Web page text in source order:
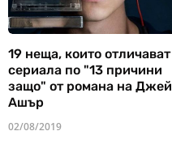
19 неща, които отличават
сериала по "13 причини
защо" от романа на Джей
Ашър
02/08/2019